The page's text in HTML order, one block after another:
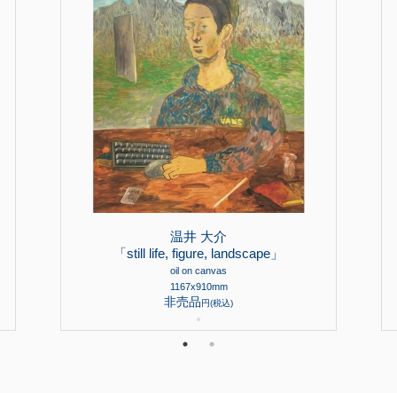
温井 大介
「still life, figure, landscape」
oil on canvas
1167x910mm
非売品円(税込)
●